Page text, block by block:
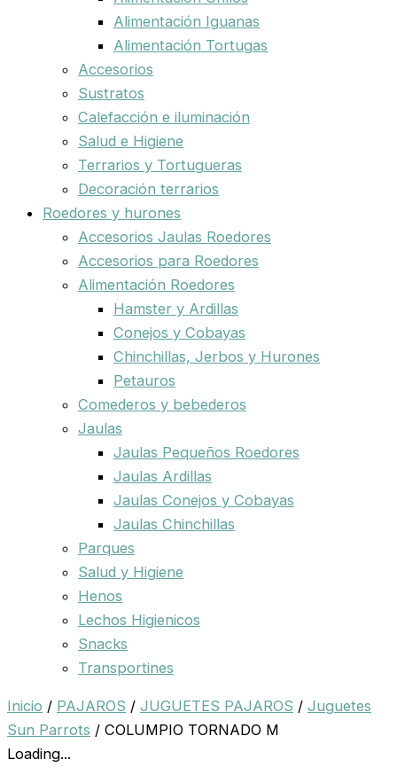
Alimentación Iguanas
Alimentación Tortugas
Accesorios
Sustratos
Calefacción e iluminación
Salud e Higiene
Terrarios y Tortugueras
Decoración terrarios
Roedores y hurones
Accesorios Jaulas Roedores
Accesorios para Roedores
Alimentación Roedores
Hamster y Ardillas
Conejos y Cobayas
Chinchillas, Jerbos y Hurones
Petauros
Comederos y bebederos
Jaulas
Jaulas Pequeños Roedores
Jaulas Ardillas
Jaulas Conejos y Cobayas
Jaulas Chinchillas
Parques
Salud y Higiene
Henos
Lechos Higienicos
Snacks
Transportines
Inicio / PAJAROS / JUGUETES PAJAROS / Juguetes
Sun Parrots / COLUMPIO TORNADO M
Loading...